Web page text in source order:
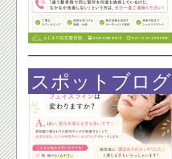
スポットブログ